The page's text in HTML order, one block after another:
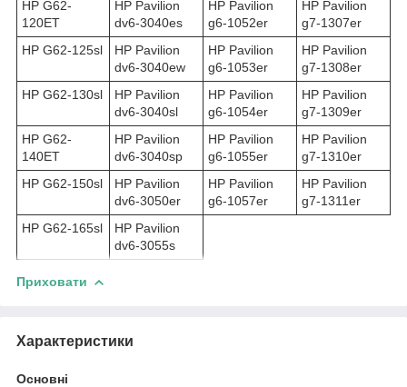
HP G62-
120ET
HP Pavilion
dv6-3040es
HP Pavilion
g6-1052er
HP Pavilion
g7-1307er
HP G62-125sl
HP Pavilion
dv6-3040ew
HP Pavilion
g6-1053er
HP Pavilion
g7-1308er
HP G62-130sl
HP Pavilion
dv6-3040sl
HP Pavilion
g6-1054er
HP Pavilion
g7-1309er
HP G62-
140ET
HP Pavilion
dv6-3040sp
HP Pavilion
g6-1055er
HP Pavilion
g7-1310er
HP G62-150sl
HP Pavilion
dv6-3050er
HP Pavilion
g6-1057er
HP Pavilion
g7-1311er
HP G62-165sl
HP Pavilion
dv6-3055s
Приховати
Характеристики
Основні